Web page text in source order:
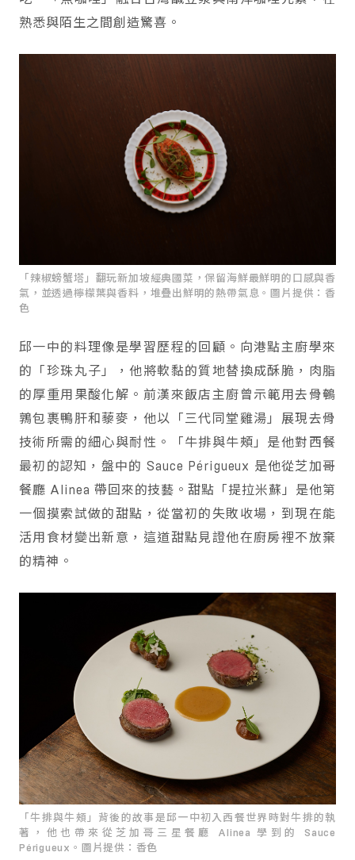
熟悉與陌生之間創造驚喜。
「辣椒螃蟹塔」翻玩新加坡經典國菜，保留海鮮最鮮明的口感與香
氣，並透過檸檬葉與香料，堆疊出鮮明的熱帶氣息。圖片提供：香
色
邱一中的料理像是學習歷程的回顧。向港點主廚學來
的「珍珠丸子」，他將軟黏的質地替換成酥脆，肉脂
的厚重用果酸化解。前漢來飯店主廚曾示範用去骨鵪
鶉包裹鴨肝和藜麥，他以「三代同堂雞湯」展現去骨
技術所需的細心與耐性。「牛排與牛頰」是他對西餐
最初的認知，盤中的 Sauce Périgueux 是他從芝加哥
餐廳 Alinea 帶回來的技藝。甜點「提拉米蘇」是他第
一個摸索試做的甜點，從當初的失敗收場，到現在能
活用食材變出新意，這道甜點見證他在廚房裡不放棄
的精神。
「牛排與牛頰」背後的故事是邱一中初入西餐世界時對牛排的執
著，他也帶來從芝加哥三星餐廳 Alinea 學到的 Sauce
Périgueux。圖片提供：香色